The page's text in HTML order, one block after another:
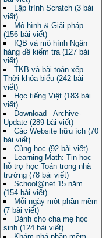
Lập trình Scratch (3 bài
viết)
Mô hình & Giải pháp
(156 bài viết)
IQB và mô hình Ngân
hàng đề kiểm tra (127 bài
viết)
TKB và bài toán xếp
Thời khóa biểu (242 bài
viết)
Học tiếng Việt (183 bài
viết)
Download - Archive-
Update (289 bài viết)
Các Website hữu ích (70
bài viết)
Cùng học (92 bài viết)
Learning Math: Tin học
hỗ trợ học Toán trong nhà
trường (78 bài viết)
School@net 15 năm
(154 bài viết)
Mỗi ngày một phần mềm
(7 bài viết)
Dành cho cha mẹ học
sinh (124 bài viết)